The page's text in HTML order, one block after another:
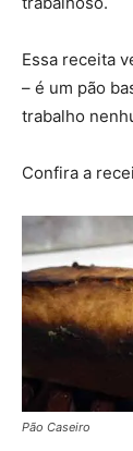
Essa receita
– é um pão
trabalho
Confira a
Pão Caseiro